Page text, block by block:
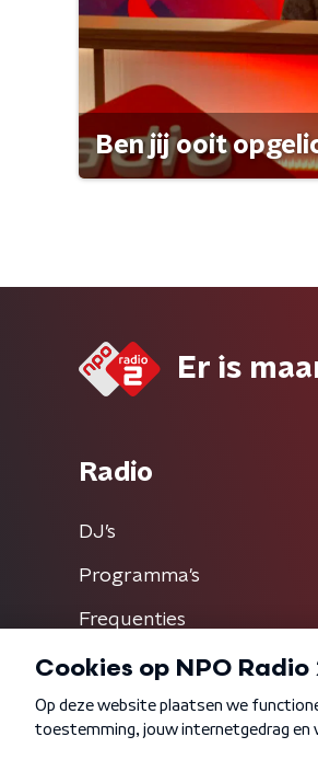
Ben jij ooit
Er is
Radio
DJ’s
Programma's
Frequenties
Algemene voorwaarden